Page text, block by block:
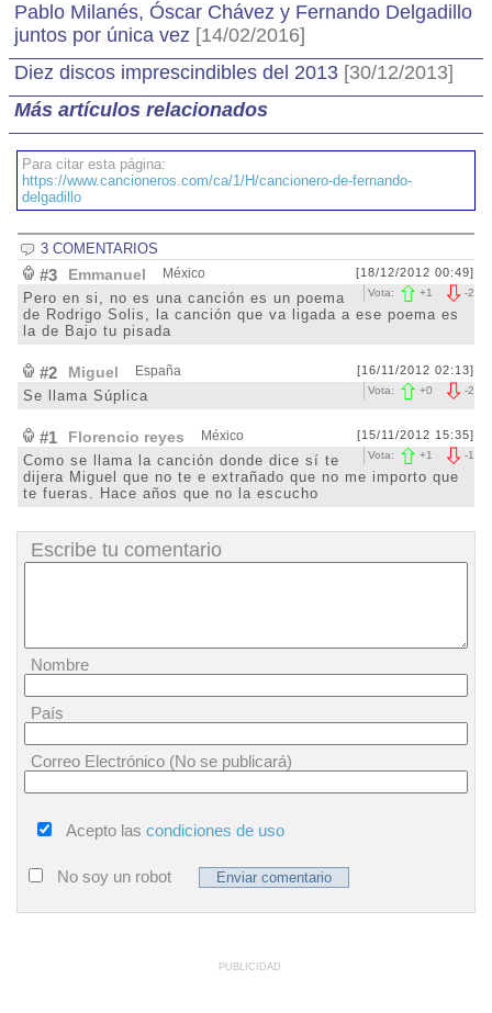
Pablo Milanés, Óscar Chávez y Fernando Delgadillo
juntos por única vez [14/02/2016]
Diez discos imprescindibles del 2013 [30/12/2013]
Más artículos relacionados
Para citar esta página:
https://www.cancioneros.com/ca/1/H/cancionero-de-fernando-
delgadillo
3 COMENTARIOS
#3 Emmanuel México [18/12/2012 00:49]
-2
Vota: +1
Pero en si, no es una canción es un poema
de Rodrigo Solis, la canción que va ligada a ese poema es
la de Bajo tu pisada
#2 Miguel España [16/11/2012 02:13]
-2
Vota: +0
Se llama Súplica
#1 Florencio reyes México [15/11/2012 15:35]
-1
Vota: +1
Como se llama la canción donde dice sí te
dijera Miguel que no te e extrañado que no me importo que
te fueras. Hace años que no la escucho
Escribe tu comentario
Nombre
País
Correo Electrónico (No se publicará)
Acepto las condiciones de uso
No soy un robot
PUBLICIDAD